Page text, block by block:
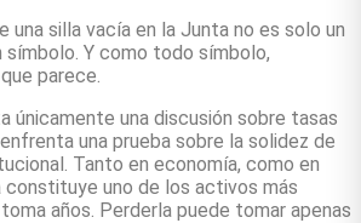
una silla vacía en la Junta no es solo un
Y como todo símbolo,
parece.
únicamente una discusión sobre tasas
una prueba sobre la solidez de
Tanto en economía, como en
uno de los activos más
años. Perderla puede tomar apenas